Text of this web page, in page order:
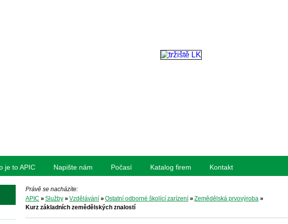
je to APIC Napište nám Počasí Katalog firem Kontakt
Právě se nacházíte:
APIC » Služby» Vzdělávání» Ostatní odborné školící zarízení» Zemědělská prvovýroba »
Kurz základních zemědělských znalostí